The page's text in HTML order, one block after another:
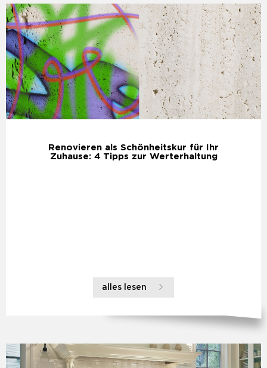
Renovieren als Schönheitskur für Ihr
Zuhause: 4 Tipps zur Werterhaltung
alles lesen